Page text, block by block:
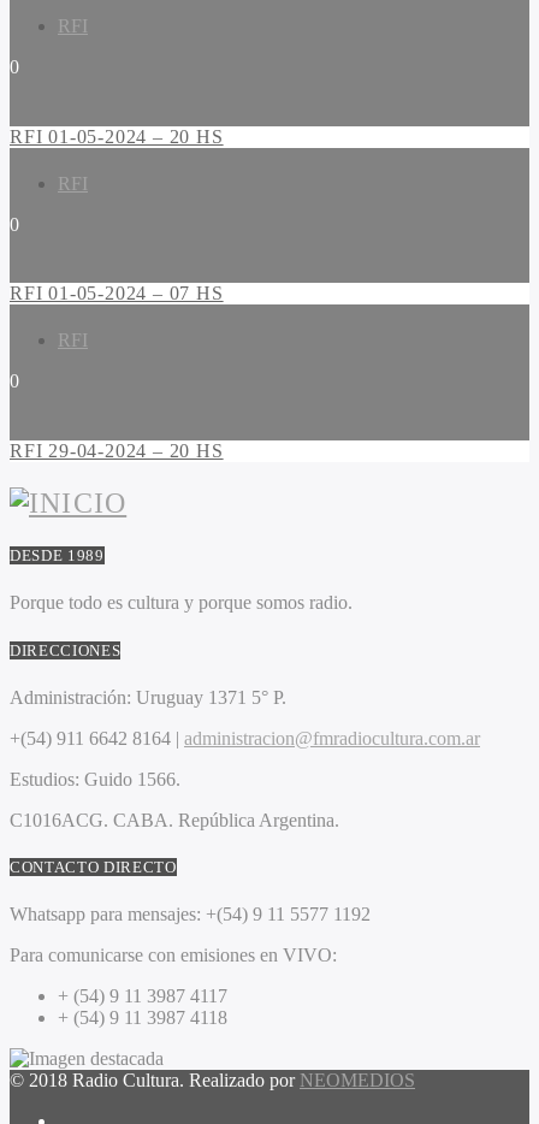
RFI
0
RFI 01-05-2024 – 20 HS
RFI
0
RFI 01-05-2024 – 07 HS
RFI
0
RFI 29-04-2024 – 20 HS
DESDE 1989
Porque todo es cultura y porque somos radio.
DIRECCIONES
Administración: Uruguay 1371 5° P.
+(54) 911 6642 8164 | administracion@fmradiocultura.com.ar
Estudios: Guido 1566.
C1016ACG. CABA. República Argentina.
CONTACTO DIRECTO
Whatsapp para mensajes: +(54) 9 11 5577 1192
Para comunicarse con emisiones en VIVO:
+ (54) 9 11 3987 4117
+ (54) 9 11 3987 4118
© 2018 Radio Cultura. Realizado por NEOMEDIOS